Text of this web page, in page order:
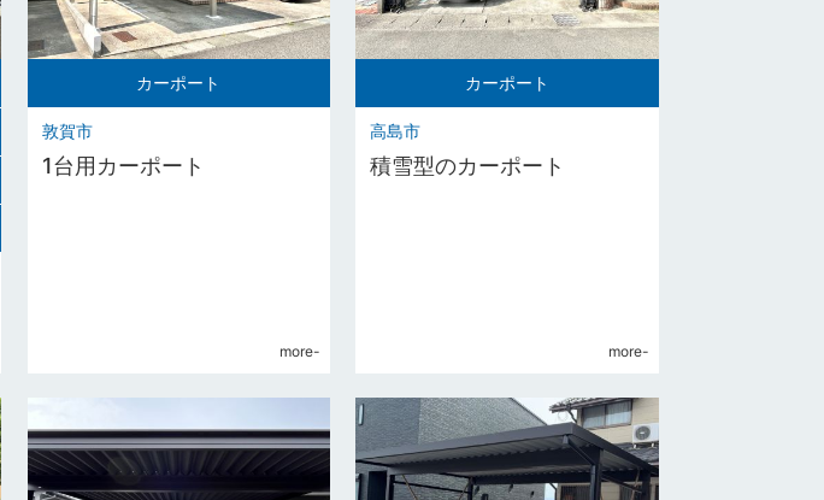
カーポート
敦賀市
1台用カーポート
カーポート
高島市
積雪型のカーポート